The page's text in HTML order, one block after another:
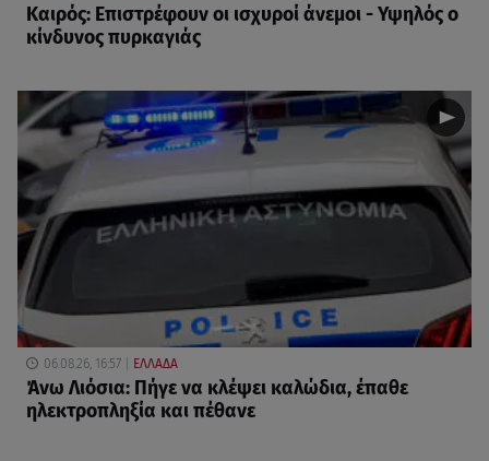
Καιρός: Επιστρέφουν οι ισχυροί άνεμοι - Υψηλός ο
κίνδυνος πυρκαγιάς
06.08.26, 16:57 ΕΛΛΑΔΑ
Άνω Λιόσια: Πήγε να κλέψει καλώδια, έπαθε
ηλεκτροπληξία και πέθανε